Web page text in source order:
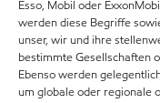
Esso, Mobil oder
werden diese Begriffe
unser, wir und ihre
bestimmte Gesellschaften
Ebenso werden
um globale oder regionale